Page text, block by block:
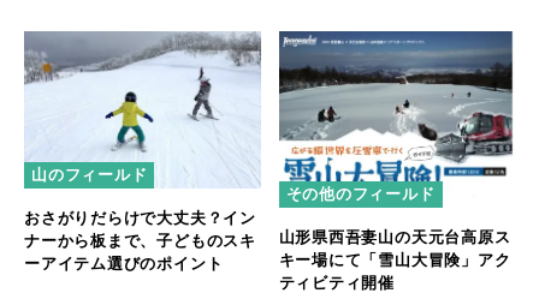
山のフィールド
おさがりだらけで大丈夫？イン
ナーから板まで、子どものスキ
ーアイテム選びのポイント
その他のフィールド
山形県西吾妻山の天元台高原ス
キー場にて「雪山大冒険」アク
ティビティ開催